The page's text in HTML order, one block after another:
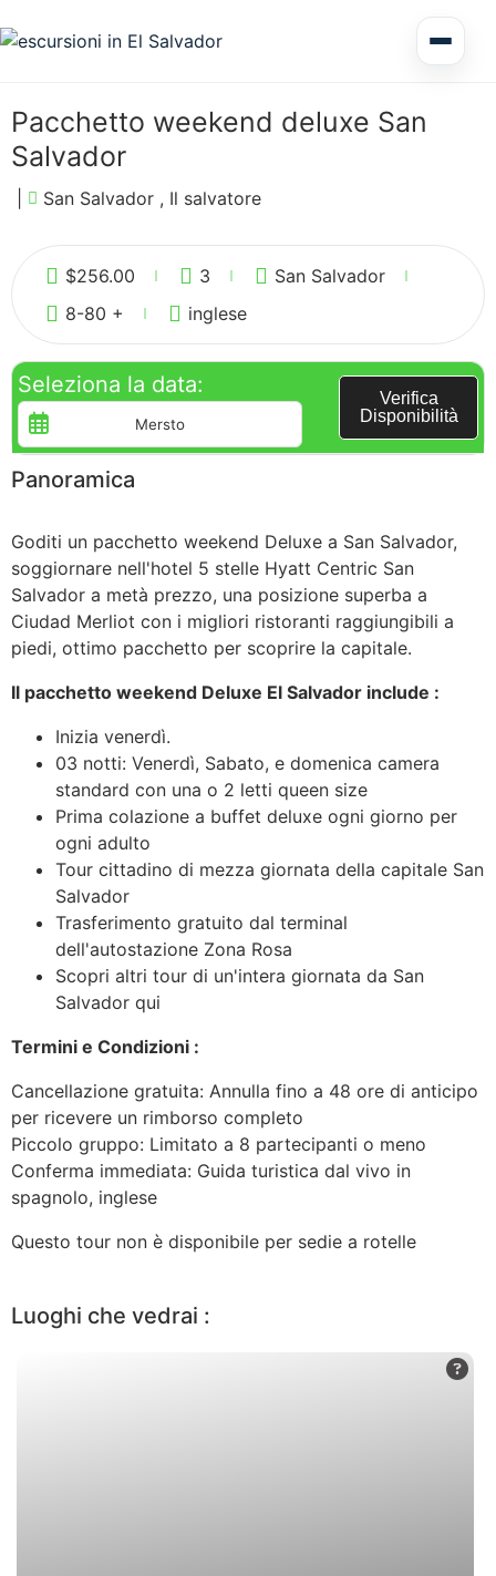
Circuiti America Centrale
Honduras
Nicaragua
Guatemala
Pacchetto weekend deluxe San
Salvador
San Salvador , Il salvatore
$256.00 3
San Salvador
8-80 +
inglese
Seleziona la data:
Verifica
Disponibilità
Panoramica
Goditi un pacchetto weekend Deluxe a San Salvador,
soggiornare nell'hotel 5 stelle Hyatt Centric San
Salvador a metà prezzo, una posizione superba a
Ciudad Merliot con i migliori ristoranti raggiungibili a
piedi, ottimo pacchetto per scoprire la capitale.
Il pacchetto weekend Deluxe El Salvador include :
Inizia venerdì.
03 notti: Venerdì, Sabato, e domenica camera
standard con una o 2 letti queen size
Prima colazione a buffet deluxe ogni giorno per
ogni adulto
Tour cittadino di mezza giornata della capitale San
Salvador
Trasferimento gratuito dal terminal
dell'autostazione Zona Rosa
Scopri altri tour di un'intera giornata da San
Salvador qui
Termini e Condizioni :
Cancellazione gratuita: Annulla fino a 48 ore di anticipo
per ricevere un rimborso completo
Piccolo gruppo: Limitato a 8 partecipanti o meno
Conferma immediata: Guida turistica dal vivo in
spagnolo, inglese
Questo tour non è disponibile per sedie a rotelle
Luoghi che vedrai :